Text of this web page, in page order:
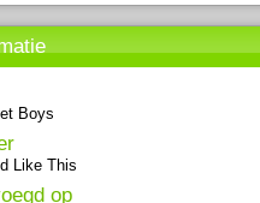
Boys
Like This
op